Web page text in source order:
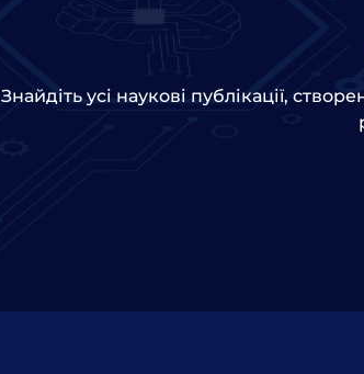
Знайдіть усі наукові публікації,